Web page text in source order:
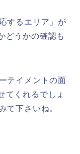
するエリア」が
どうかの確認も
テイメントの面
てくれるでしょ
て下さいね。